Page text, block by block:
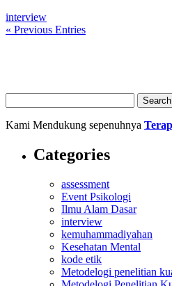
interview
« Previous Entries
Kami Mendukung sepenuhnya
Categories
assessment
Event Psikologi
Ilmu Alam Dasar
interview
kemuhammadiyahan
Kesehatan Mental
kode etik
Metodelogi penelitian